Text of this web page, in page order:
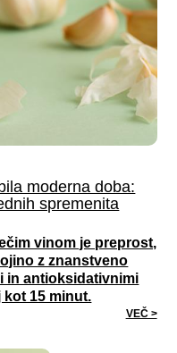
moderna doba:
spremenita
vinom je preprost,
z znanstveno
in antioksidativnimi
kot 15 minut.
VEČ >